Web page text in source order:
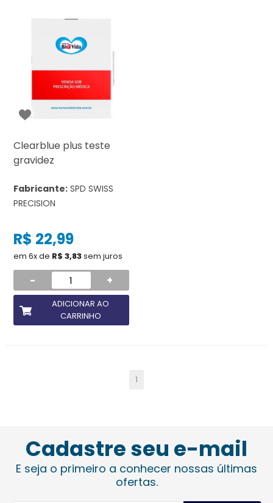
Clearblue plus teste
gravidez
Fabricante: SPD SWISS
PRECISION
R$ 22,99
em 6x de R$ 3,83sem juros
- +
ADICIONAR AO
CARRINHO
1
Cadastre seu e-mail
E seja o primeiro a conhecer nossas últimas
ofertas.